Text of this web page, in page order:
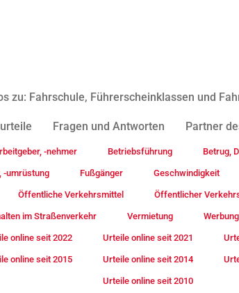
zu: Fahrschule, Führerscheinklassen und
Fragen und Antworten Partner
-nehmer Betriebsführung Betrug,
-umrüstung Fußgänger Geschwindigkeit
Öffentliche Verkehrsmittel Öffentlicher
im Straßenverkehr Vermietung Werbung
online seit 2022 Urteile online seit 2021
online seit 2015 Urteile online seit 2014
Urteile online seit 2010